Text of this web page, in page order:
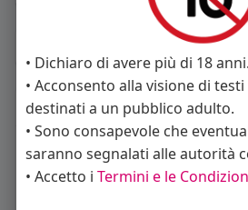
Seguiti(60)
• Dichiaro di avere più di 18 anni.
• Acconsento alla visione di
destinati a un pubblico adulto.
• Sono consapevole che
saranno segnalati alle autorità
• Accetto i Termini e le